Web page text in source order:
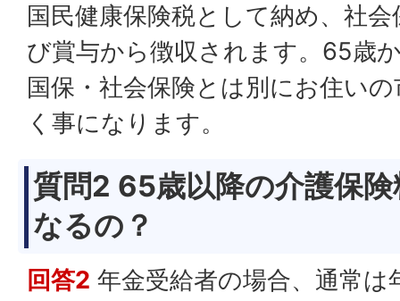
国民健康保険税として納め、社
び賞与から徴収されます。65歳
国保・社会保険とは別にお住い
く事になります。
質問2 65歳以降の介護保
なるの？
回答2 年金受給者の場合、通常